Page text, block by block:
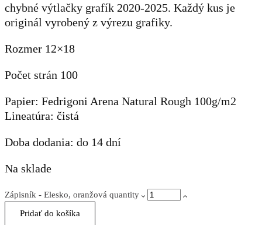
chybné výtlačky grafík 2020-2025. Každý kus je
originál vyrobený z výrezu grafiky.
Rozmer 12×18
Počet strán 100
Papier: Fedrigoni Arena Natural Rough 100g/m2
Lineatúra: čistá
Doba dodania: do 14 dní
Na sklade
Zápisník - Elesko, oranžová quantity
Pridať do košíka